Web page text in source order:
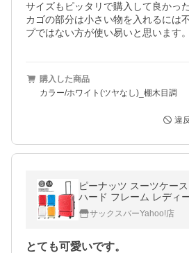
サイズもピッタリで購入して良かった
カゴの部分は小さい物を入れるには
プではない方が使い易いと思います。
購入した商品
カラー/ホワイト(ツヤなし)_棚木目調
違
ピーナッツ スーツケー
ハード フレーム レディ
TS キャリーケース TSA
ロントオープン 1年保証
サックスバーYahoo!店
とても可愛いです。